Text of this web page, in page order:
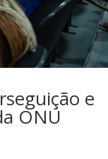
e
ONU